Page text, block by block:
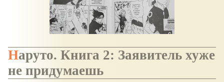
Наруто. Книга 2: Заявитель хуже
не придумаешь